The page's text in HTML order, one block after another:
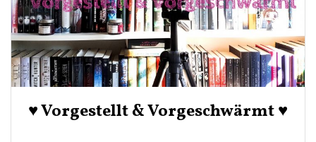
♥ Vorgestellt & Vorgeschwärmt ♥